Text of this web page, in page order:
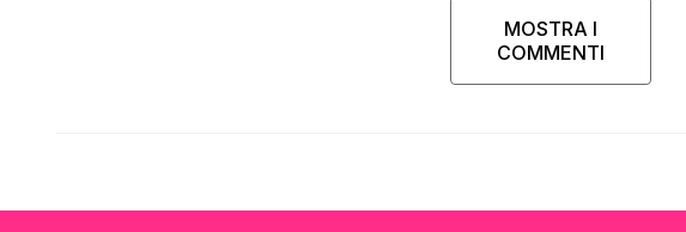
MOSTRA I
COMMENTI